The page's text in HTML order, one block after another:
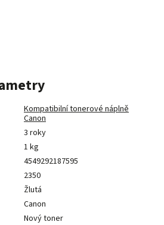
Kompatibilní tonerové náplně
Canon
3 roky
1 kg
4549292187595
2350
Žlutá
Canon
Nový toner